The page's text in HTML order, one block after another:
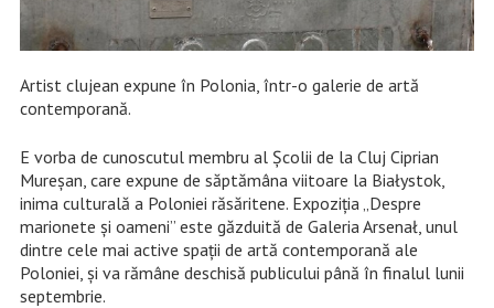
Artist clujean expune în Polonia, într-o galerie de artă
contemporană.
E vorba de cunoscutul membru al Școlii de la Cluj Ciprian
Mureșan, care expune de săptămâna viitoare la Białystok,
inima culturală a Poloniei răsăritene. Expoziția „Despre
marionete şi oameni” este găzduită de Galeria Arsenał, unul
dintre cele mai active spații de artă contemporană ale
Poloniei, și va rămâne deschisă publicului până în finalul lunii
septembrie.